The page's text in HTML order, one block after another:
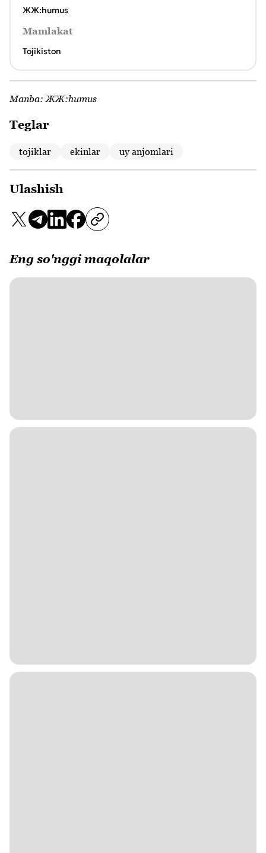
ЖЖ:humus
Mamlakat
Tojikiston
Manba: ЖЖ:humus
Teglar
tojiklar ekinlar uy anjomlari
Ulashish
Eng so'nggi maqolalar